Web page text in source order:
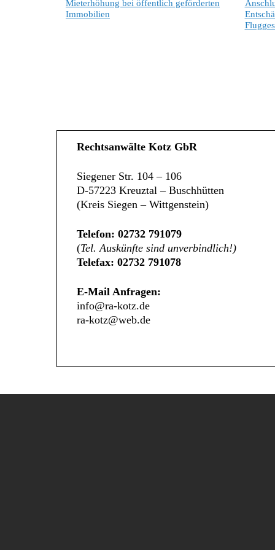
Mieterhöhung bei öffentlich geförderten
Immobilien
Rechtsanwälte Kotz GbR
Siegener Str. 104 – 106
D-57223 Kreuztal – Buschhütten
(Kreis Siegen – Wittgenstein)
Telefon: 02732 791079
(Tel. Auskünfte sind unverbindlich!)
Telefax: 02732 791078
E-Mail Anfragen:
info@ra-kotz.de
ra-kotz@web.de